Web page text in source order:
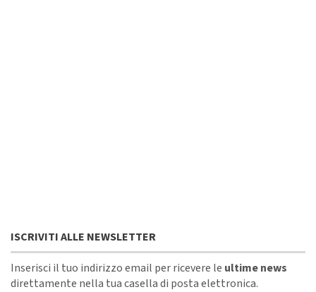
ISCRIVITI ALLE NEWSLETTER
Inserisci il tuo indirizzo email per ricevere le ultime news
direttamente nella tua casella di posta elettronica.